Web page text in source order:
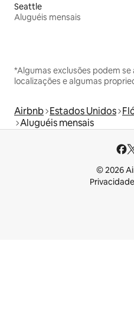
Seattle
Aluguéis mensais
*Algumas exclusões podem
localizações e algumas
Airbnb Estados Unidos
Aluguéis mensais
© 2026
Privacidade